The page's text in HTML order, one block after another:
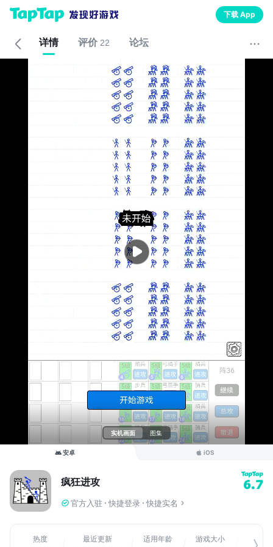
下载 App
详情 评价 22 论坛
实机画面 图集
安卓 iOS
疯狂进攻 6.7
官方入驻 快捷登录 快捷实名
热度 最近更新 适用年龄 游戏大小